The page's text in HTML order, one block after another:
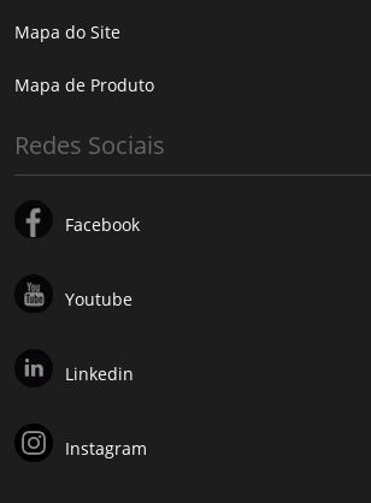
Mapa do Site
Mapa de Produto
Redes Sociais
Facebook
Youtube
Linkedin
Instagram